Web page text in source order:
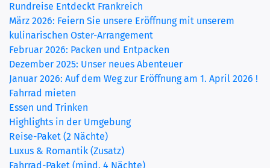
Rundreise Entdeckt Frankreich
März 2026: Feiern Sie unsere Eröffnung mit unserem
kulinarischen Oster-Arrangement
Februar 2026: Packen und Entpacken
Dezember 2025: Unser neues Abenteuer
Januar 2026: Auf dem Weg zur Eröffnung am 1. April 2026 !
Fahrrad mieten
Essen und Trinken
Highlights in der Umgebung
Reise-Paket (2 Nächte)
Luxus & Romantik (Zusatz)
Fahrrad-Paket (mind. 4 Nächte)